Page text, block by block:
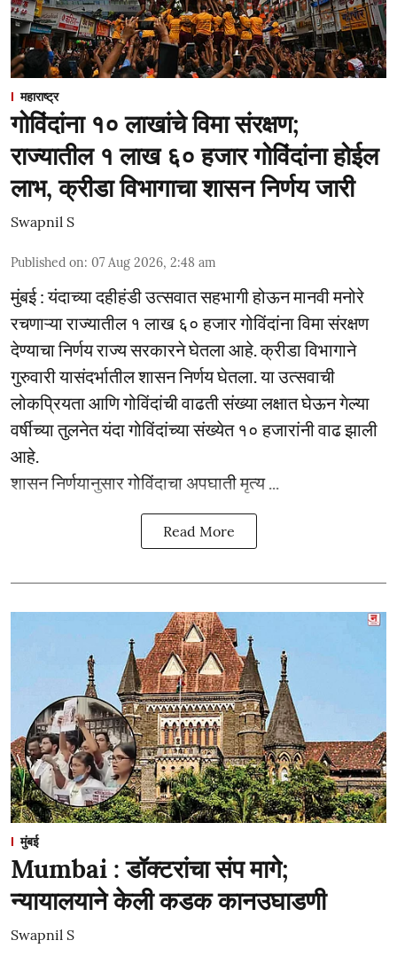
महाराष्ट्र
गोविंदांना १० लाखांचे विमा संरक्षण;
राज्यातील १ लाख ६० हजार गोविंदांना होईल
लाभ, क्रीडा विभागाचा शासन निर्णय जारी
Swapnil S
Published on: 07 Aug 2026, 2:48 am
मुंबई : यंदाच्या दहीहंडी उत्सवात सहभागी होऊन मानवी मनोरे
रचणाऱ्या राज्यातील १ लाख ६० हजार गोविंदांना विमा संरक्षण
देण्याचा निर्णय राज्य सरकारने घेतला आहे. क्रीडा विभागाने
गुरुवारी यासंदर्भातील शासन निर्णय घेतला. या उत्सवाची
लोकप्रियता आणि गोविंदांची वाढती संख्या लक्षात घेऊन गेल्या
वर्षीच्या तुलनेत यंदा गोविंदांच्या संख्येत १० हजारांनी वाढ झाली
आहे.
शासन निर्णयानुसार गोविंदाचा अपघाती मृत्य ...
Read More
मुंबई
Mumbai : डॉक्टरांचा संप मागे;
न्यायालयाने केली कडक कानउघाडणी
Swapnil S